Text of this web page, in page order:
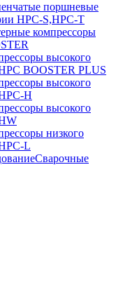
поршневые
HPC-S,HPC-T
компрессоры
высокого
BOOSTER PLUS
высокого
H
высокого
низкого
L
Сварочные